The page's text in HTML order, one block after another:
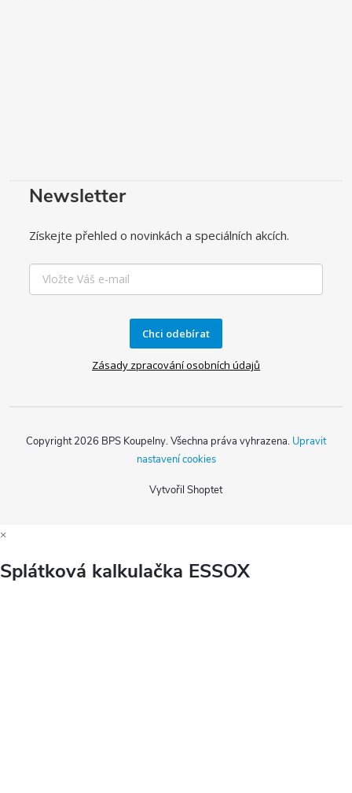
Newsletter
Získejte přehled o novinkách a speciálních akcích.
Chci odebírat
Zásady zpracování osobních údajů
Vytvořil Shoptet
Copyright 2026 BPS Koupelny. Všechna práva vyhrazena. Upravit
nastavení cookies
×
Splátková kalkulačka ESSOX